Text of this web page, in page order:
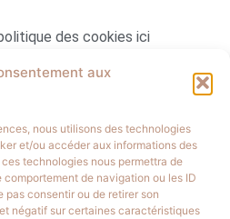
aux
nous utilisons des technologies
et/ou accéder aux informations des
technologies nous permettra de
de navigation ou les ID
pas consentir ou de retirer son
négatif sur certaines caractéristiques
des cookies ici